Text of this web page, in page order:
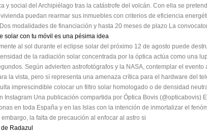
y social del Archipiélago tras la catástrofe del volcán. Con ella se
puedan rearmar sus inmuebles con criterios de eficiencia
modalidades de financiación y hasta 20 meses de plazo La
solar con tu móvil es una pésima idea
al sol durante el eclipse solar del próximo 12 de agosto puede
de la radiación solar concentrada por la óptica actúa como una
Según advierten astrofotógrafos y la NASA, contemplar el evento
la vista, pero sí representa una amenaza crítica para el hardware del
imprescindible colocar un filtro solar homologado o de densidad
Instagram Una publicación compartida por Óptica Bovis (@opticabovis)
en toda España y en las Islas con la intención de inmortalizar el
la falta de precaución al enfocar al astro si
Radazul